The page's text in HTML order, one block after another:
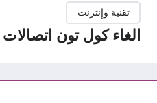
تقنية وإنترنت
الغاء كول تون اتصالات